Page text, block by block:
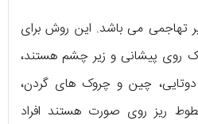
تهاجمی می باشد. این روش برای
روی پیشانی و زیر چشم هستند،
دوتایی، چین و چروک های گردن،
ریز روی صورت هستند افراد